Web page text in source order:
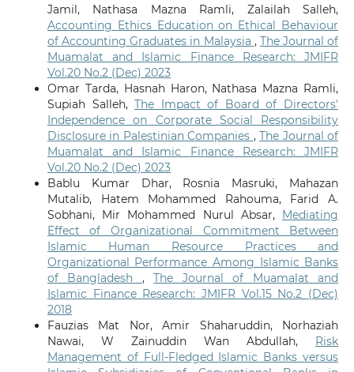
Jamil, Nathasa Mazna Ramli, Zalailah Salleh,
Accounting Ethics Education on Ethical Behaviour
of Accounting Graduates in Malaysia , The Journal of
Muamalat and Islamic Finance Research: JMIFR
Vol.20 No.2 (Dec) 2023
Omar Tarda, Hasnah Haron, Nathasa Mazna Ramli,
Supiah Salleh,The Impact of Board of Directors'
Independence on Corporate Social Responsibility
Disclosure in Palestinian Companies ,The Journal of
Muamalat and Islamic Finance Research: JMIFR
Vol.20 No.2 (Dec) 2023
Bablu Kumar Dhar, Rosnia Masruki, Mahazan
Mutalib, Hatem Mohammed Rahouma, Farid A.
Sobhani, Mir Mohammed Nurul Absar, Mediating
Effect of Organizational Commitment Between
Islamic Human Resource Practices and
Organizational Performance Among Islamic Banks
of Bangladesh ,The Journal of Muamalat and
Islamic Finance Research: JMIFR Vol.15 No.2 (Dec)
2018
Fauzias Mat Nor, Amir Shaharuddin, Norhaziah
Nawai, W Zainuddin Wan Abdullah, Risk
Management of Full-Fledged Islamic Banks versus